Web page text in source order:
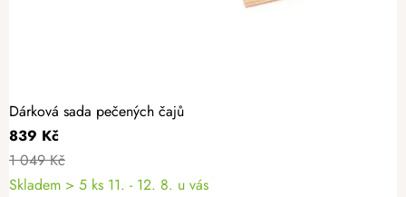
Dárková sada pečených čajů
839 Kč
1 049 Kč
Skladem > 5 ks 11. - 12. 8. u vás